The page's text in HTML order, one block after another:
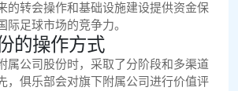
的转会操作和基础设施建设提供资金保
际足球市场的竞争力。
的操作方式
属公司股份时，采取了分阶段和多渠道
，俱乐部会对旗下附属公司进行价值评